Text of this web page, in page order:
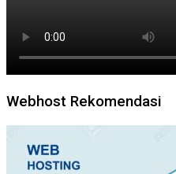
Webhost Rekomendasi